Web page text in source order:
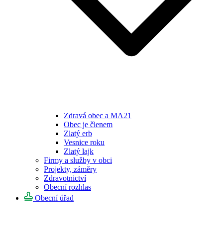
Zdravá obec a MA21
Obec je členem
Zlatý erb
Vesnice roku
Zlatý lajk
Firmy a služby v obci
Projekty, záměry
Zdravotnictví
Obecní rozhlas
Obecní úřad